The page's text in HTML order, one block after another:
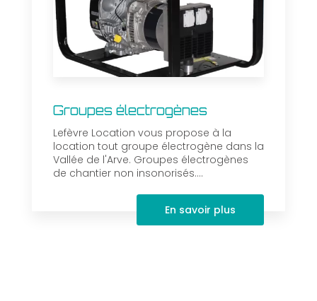
Groupes électrogènes
Lefèvre Location vous propose à la
location tout groupe électrogène dans la
Vallée de l'Arve. Groupes électrogènes
de chantier non insonorisés....
En savoir plus